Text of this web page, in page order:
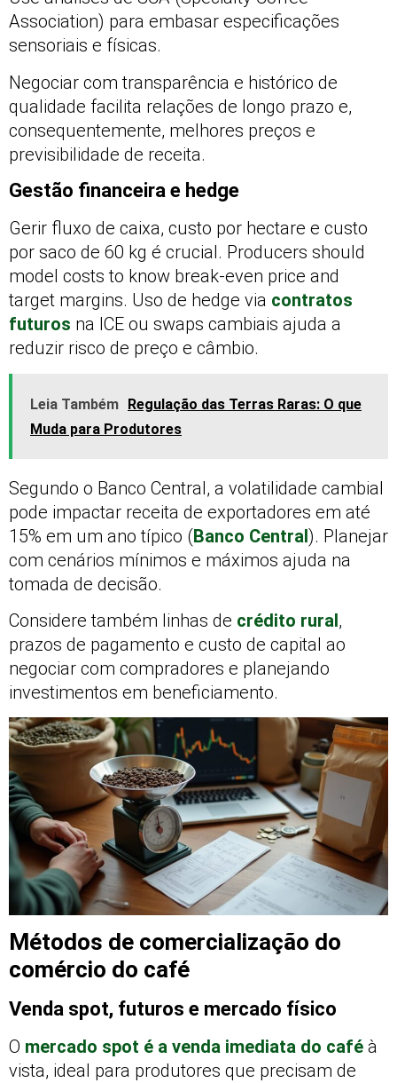
Association) para embasar especificações
sensoriais e físicas.
Negociar com transparência e histórico de
qualidade facilita relações de longo prazo e,
consequentemente, melhores preços e
previsibilidade de receita.
Gestão financeira e hedge
Gerir fluxo de caixa, custo por hectare e custo
por saco de 60 kg é crucial. Producers should
model costs to know break-even price and
target margins. Uso de hedge via contratos
futuros na ICE ou swaps cambiais ajuda a
reduzir risco de preço e câmbio.
Leia Também Regulação das Terras Raras: O que
Muda para Produtores
Segundo o Banco Central, a volatilidade cambial
pode impactar receita de exportadores em até
15% em um ano típico (Banco Central). Planejar
com cenários mínimos e máximos ajuda na
tomada de decisão.
Considere também linhas de crédito rural,
prazos de pagamento e custo de capital ao
negociar com compradores e planejando
investimentos em beneficiamento.
Métodos de comercialização do
comércio do café
Venda spot, futuros e mercado físico
O mercado spot é a venda imediata do café à
vista, ideal para produtores que precisam de